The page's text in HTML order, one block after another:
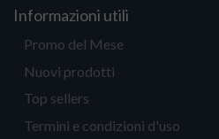
Informazioni utili
Promo del Mese
Nuovi prodotti
Top sellers
Termini e condizioni d'uso